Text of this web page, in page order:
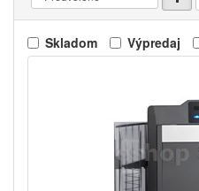
Skladom Výpredaj